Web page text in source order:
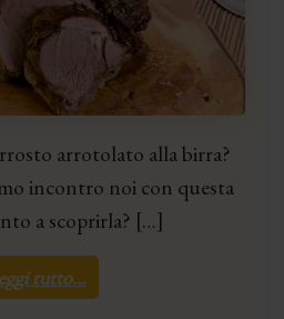
arrotolato alla birra?
incontro noi con questa
a scoprirla? […]
tutto…